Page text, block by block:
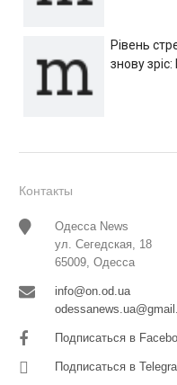
Рівень
знову
Контакты
Одесса News
ул. Сегедская, 18
65009, Одесса
info@on.od.ua
Подписаться в
Подписаться в